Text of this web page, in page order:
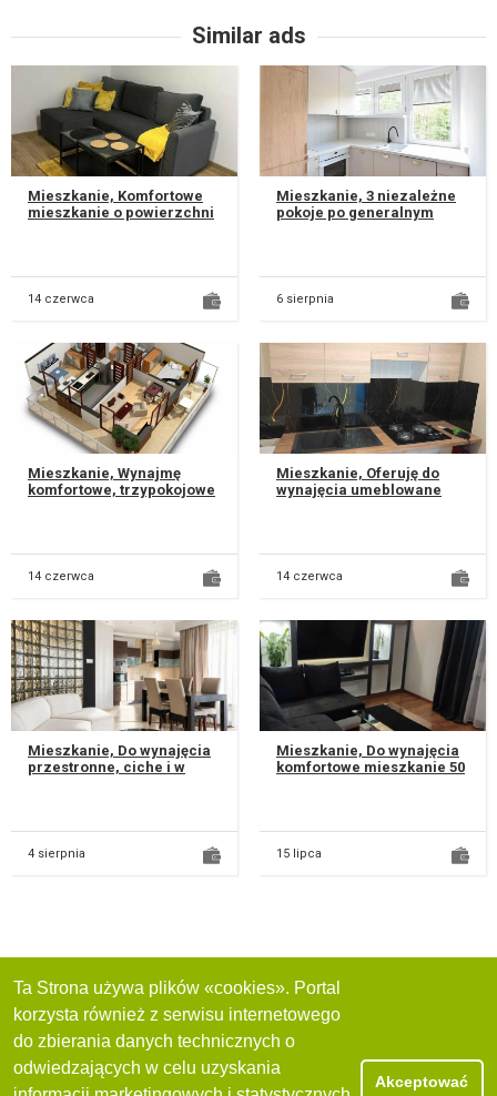
Similar ads
Mieszkanie, Komfortowe
mieszkanie o powierzchni
14 czerwca
Mieszkanie, 3 niezależne
pokoje po generalnym
6 sierpnia
Mieszkanie, Wynajmę
komfortowe, trzy­pokojowe
14 czerwca
Mieszkanie, Oferuję do
wynajęcia umeblowane
14 czerwca
Mieszkanie, Do wynajęcia
przestronne, ciche i w
4 sierpnia
Mieszkanie, Do wynajęcia
komfortowe mieszkanie 50
15 lipca
Ta Strona używa plików «cookies». Portal
korzysta również z serwisu internetowego
do zbierania danych technicznych o
odwiedzających w celu uzyskania
Akceptować